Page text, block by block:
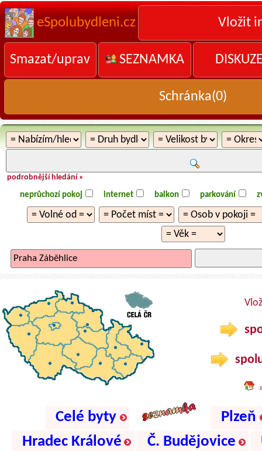
eSpolubydleni.cz Vložit
Smazat/uprav SEZNAMKA
Schránka(0)
podrobnější hledání »
neprůchozí pokoj internet balkon parkování
Celé byty
Plzeň
Hradec Králové
Č. Budějovice